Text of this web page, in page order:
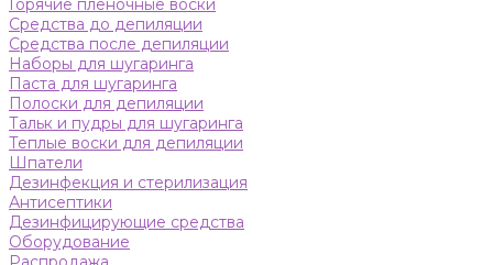
Горячие пленочные воски
Средства до депиляции
Средства после депиляции
Наборы для шугаринга
Паста для шугаринга
Полоски для депиляции
Тальк и пудры для шугаринга
Теплые воски для депиляции
Шпатели
Дезинфекция и стерилизация
Антисептики
Дезинфицирующие средства
Оборудование